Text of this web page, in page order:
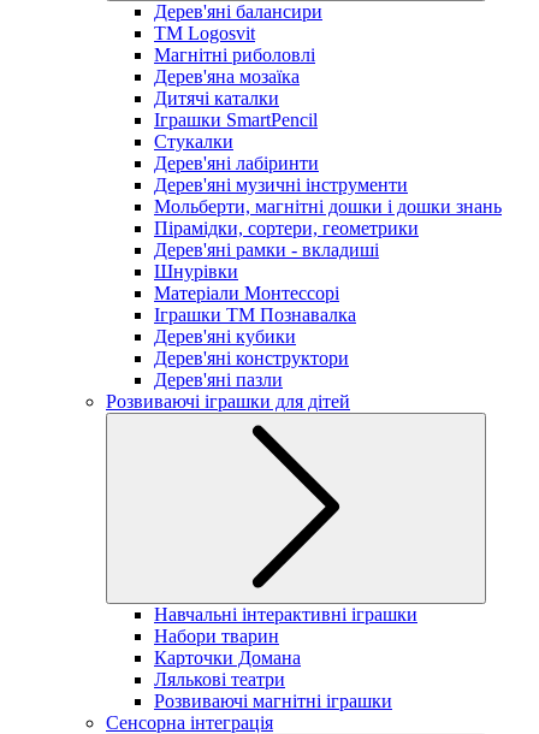
Дерев'яні балансири
TM Logosvit
Магнітні риболовлі
Дерев'яна мозаїка
Дитячі каталки
Іграшки SmartPencil
Стукалки
Дерев'яні лабіринти
Дерев'яні музичні інструменти
Мольберти, магнітні дошки і дошки знань
Пірамідки, сортери, геометрики
Дерев'яні рамки - вкладиші
Шнурівки
Матеріали Монтессорі
Іграшки ТМ Познавалка
Дерев'яні кубики
Дерев'яні конструктори
Дерев'яні пазли
Розвиваючі іграшки для дітей
Навчальні інтерактивні іграшки
Набори тварин
Карточки Домана
Лялькові театри
Розвиваючі магнітні іграшки
Сенсорна інтеграція